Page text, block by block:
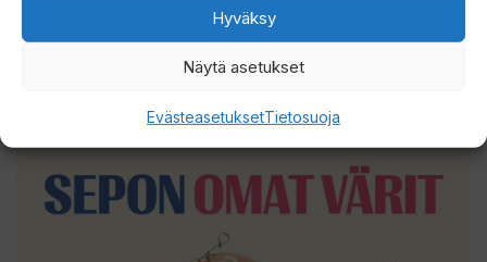
Hyväksy
Näytä asetukset
EvästeasetuksetTietosuoja